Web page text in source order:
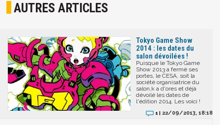
AUTRES ARTICLES
Tokyo Game Show
2014 : les dates du
salon dévoilées !
Puisque le Tokyo Game
Show 2013 a fermé ses
portes, le CESA, soit la
société organisatrice du
salon,k a d'ores et déjà
dévoilé les dates de
l'édition 2014. Les voici !
1 | 22/09/2013, 18:18